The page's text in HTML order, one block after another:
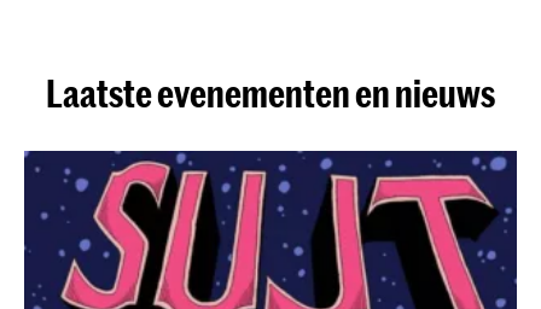
Laatste evenementen en nieuws